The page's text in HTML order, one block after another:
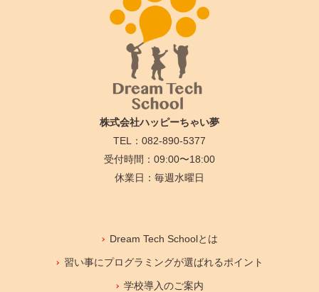
株式会社ハッピーちゃい夢
TEL：082-890-5377
受付時間：09:00〜18:00
休業日：毎週水曜日
Dream Tech Schoolとは
習い事にプログラミングが選ばれるポイント
学校導入のご案内